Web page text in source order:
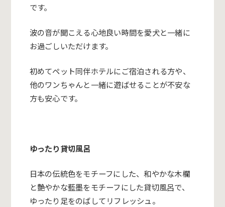
です。
波の音が聞こえる心地良い時間を愛犬と一緒に
お過ごしいただけます。
初めてペット同伴ホテルにご宿泊される方や、
他のワンちゃんと一緒に遊ばせることが不安な
方も安心です。
ゆったり貸切風呂
日本の伝統色をモチーフにした、和やかな木欄
と艶やかな藍墨をモチーフにした貸切風呂で、
ゆったり足をのばしてリフレッシュ。